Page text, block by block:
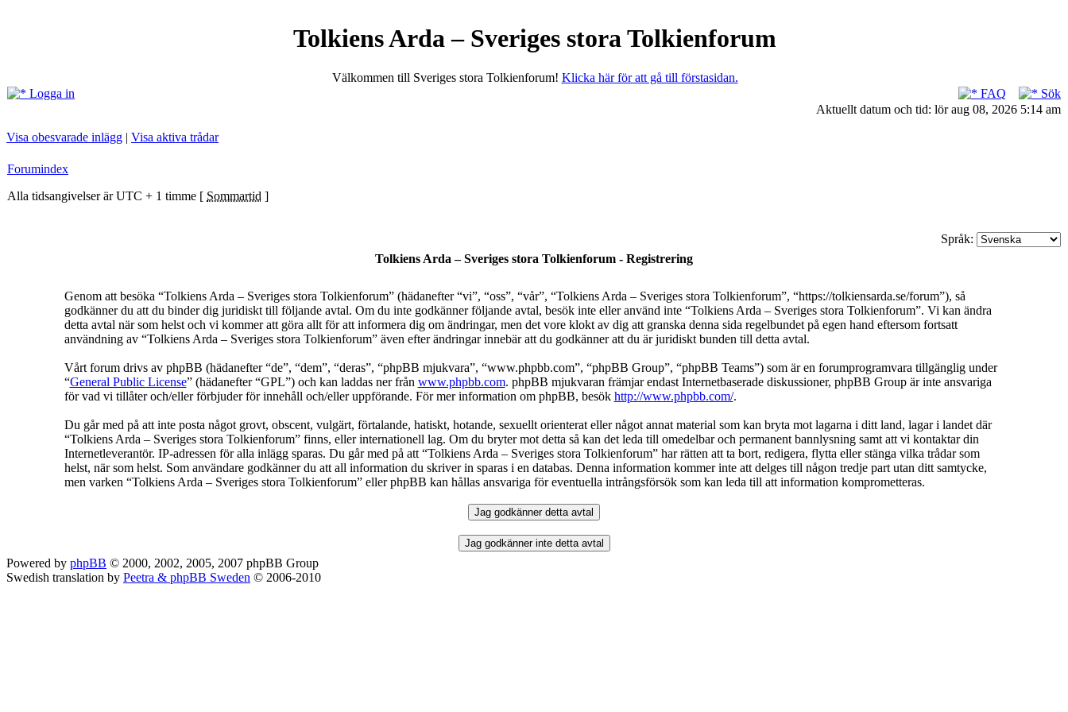
Tolkiens Arda – Sveriges stora Tolkienforum
Välkommen till Sveriges stora Tolkienforum! Klicka här för att gå till förstasidan.
Logga in
FAQ
Sök
Aktuellt datum och tid: lör aug 08, 2026 5:14 am
Visa obesvarade inlägg | Visa aktiva trådar
Forumindex
Alla tidsangivelser är UTC + 1 timme [ Sommartid ]
Språk:
Tolkiens Arda – Sveriges stora Tolkienforum - Registrering
Genom att besöka “Tolkiens Arda – Sveriges stora Tolkienforum” (hädanefter “vi”, “oss”, “vår”, “Tolkiens Arda – Sveriges stora Tolkienforum”, “https://tolkiensarda.se/forum”), så
godkänner du att du binder dig juridiskt till följande avtal. Om du inte godkänner följande avtal, besök inte eller använd inte “Tolkiens Arda – Sveriges stora Tolkienforum”. Vi kan ändra
detta avtal när som helst och vi kommer att göra allt för att informera dig om ändringar, men det vore klokt av dig att granska denna sida regelbundet på egen hand eftersom fortsatt
användning av “Tolkiens Arda – Sveriges stora Tolkienforum” även efter ändringar innebär att du godkänner att du är juridiskt bunden till detta avtal.
Vårt forum drivs av phpBB (hädanefter “de”, “dem”, “deras”, “phpBB mjukvara”, “www.phpbb.com”, “phpBB Group”, “phpBB Teams”) som är en forumprogramvara tillgänglig under
“General Public License” (hädanefter “GPL”) och kan laddas ner från www.phpbb.com. phpBB mjukvaran främjar endast Internetbaserade diskussioner, phpBB Group är inte ansvariga
för vad vi tillåter och/eller förbjuder för innehåll och/eller uppförande. För mer information om phpBB, besök http://www.phpbb.com/.
Du går med på att inte posta något grovt, obscent, vulgärt, förtalande, hatiskt, hotande, sexuellt orienterat eller något annat material som kan bryta mot lagarna i ditt land, lagar i landet där
“Tolkiens Arda – Sveriges stora Tolkienforum” finns, eller internationell lag. Om du bryter mot detta så kan det leda till omedelbar och permanent bannlysning samt att vi kontaktar din
Internetleverantör. IP-adressen för alla inlägg sparas. Du går med på att “Tolkiens Arda – Sveriges stora Tolkienforum” har rätten att ta bort, redigera, flytta eller stänga vilka trådar som
helst, när som helst. Som användare godkänner du att all information du skriver in sparas i en databas. Denna information kommer inte att delges till någon tredje part utan ditt samtycke,
men varken “Tolkiens Arda – Sveriges stora Tolkienforum” eller phpBB kan hållas ansvariga för eventuella intrångsförsök som kan leda till att information komprometteras.
Powered by phpBB © 2000, 2002, 2005, 2007 phpBB Group
Swedish translation by Peetra & phpBB Sweden © 2006-2010